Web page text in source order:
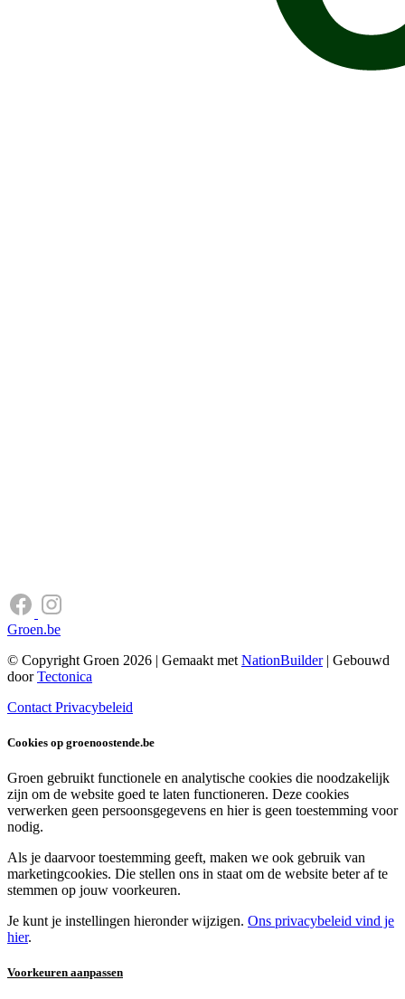
Groen.be
© Copyright Groen 2026 | Gemaakt met NationBuilder| Gebouwd
doorTectonica
Contact Privacybeleid
Cookies op groenoostende.be
Groen gebruikt functionele en analytische cookies die noodzakelijk
zijn om de website goed te laten functioneren. Deze cookies
verwerken geen persoonsgegevens en hier is geen toestemming voor
nodig.
Als je daarvoor toestemming geeft, maken we ook gebruik van
marketingcookies. Die stellen ons in staat om de website beter af te
stemmen op jouw voorkeuren.
Je kunt je instellingen hieronder wijzigen. Ons privacybeleid vind je
hier.
Voorkeuren aanpassen